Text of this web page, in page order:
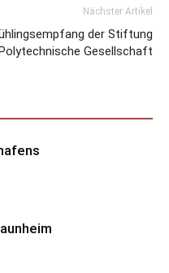
Nächster Artikel
der Stiftung
Gesellschaft